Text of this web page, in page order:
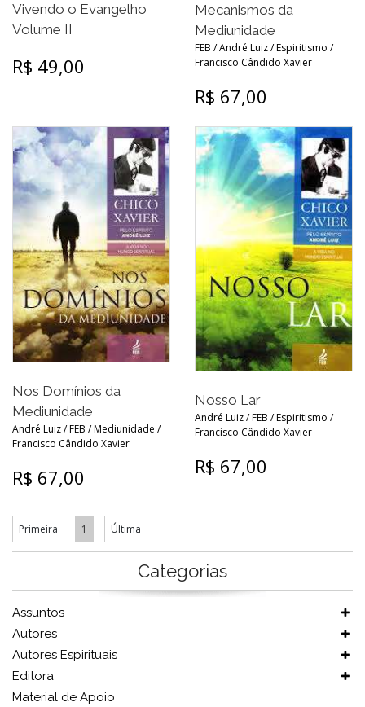
Categorias
Assuntos
Autores
Autores Espirituais
Editora
Material de Apoio
Vivendo o Evangelho
Volume II
R$ 49,00
Mecanismos da
Mediunidade
FEB / André Luiz / Espiritismo /
Francisco Cândido Xavier
R$ 67,00
Nos Domínios da
Mediunidade
André Luiz / FEB / Mediunidade /
Francisco Cândido Xavier
R$ 67,00
Nosso Lar
André Luiz / FEB / Espiritismo /
Francisco Cândido Xavier
R$ 67,00
Primeira 1 Última